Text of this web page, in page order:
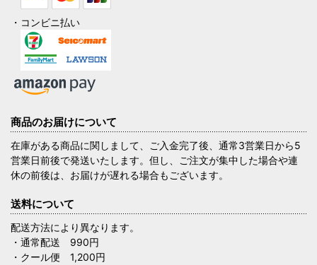
・コンビニ払い
商品のお届けについて
在庫がある商品に関しまして、ご入金完了後、通常3営業日から5
営業日前後で発送いたします。但し、ご注文が集中した場合や連
休の前後は、お届けが遅れる場合もございます。
送料について
配送方法により異なります。
・通常配送 990円
・クール便 1,200円